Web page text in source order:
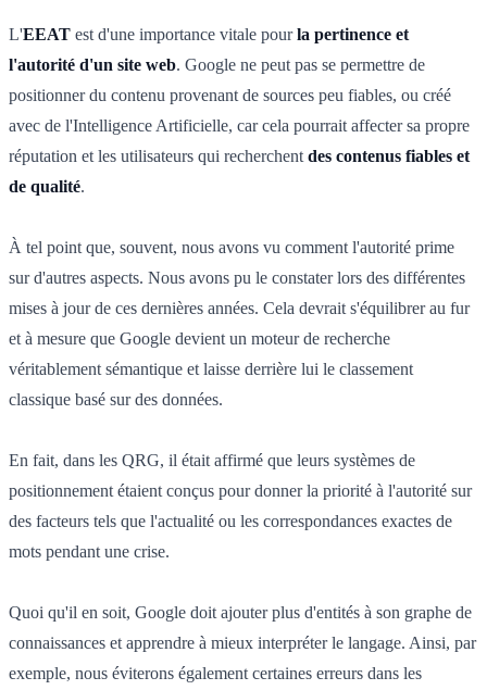
L'EEAT est d'une importance vitale pourla pertinence et
l'autorité d'un site web. Google ne peut pas se permettre de
positionner du contenu provenant de sources peu fiables, ou créé
avec de l'Intelligence Artificielle, car cela pourrait affecter sa propre
réputation et les utilisateurs qui recherchent des contenus fiables et
de qualité.
À tel point que, souvent, nous avons vu comment l'autorité prime
sur d'autres aspects. Nous avons pu le constater lors des différentes
mises à jour de ces dernières années. Cela devrait s'équilibrer au fur
et à mesure que Google devient un moteur de recherche
véritablement sémantique et laisse derrière lui le classement
classique basé sur des données.
En fait, dans les QRG, il était affirmé que leurs systèmes de
positionnement étaient conçus pour donner la priorité à l'autorité sur
des facteurs tels que l'actualité ou les correspondances exactes de
mots pendant une crise.
Quoi qu'il en soit, Google doit ajouter plus d'entités à son graphe de
connaissances et apprendre à mieux interpréter le langage. Ainsi, par
exemple, nous éviterons également certaines erreurs dans les